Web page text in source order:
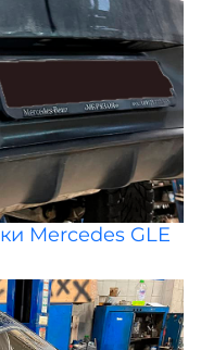
Mercedes GLE